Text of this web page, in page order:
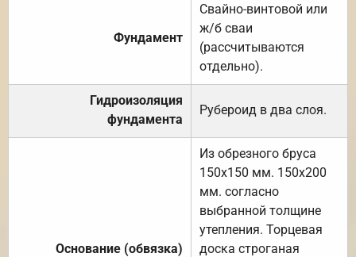
Фундамент
Свайно-винтовой или
ж/б сваи
(рассчитываются
отдельно).
Гидроизоляция
фундамента
Рубероид в два слоя.
Основание (обвязка)
Из обрезного бруса
150х150 мм. 150х200
мм. согласно
выбранной толщине
утепления. Торцевая
доска строганая